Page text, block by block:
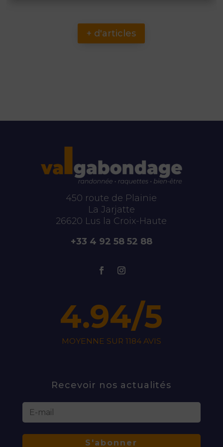
de grande qualité : attention à chacun, et un
découvrir des paysages superbes, avec des
itinéraires adaptés au niveau du/des groupe(s)
et une ambiance très conviviale. Les repas sont
délicieux, préparés avec des produits frais,
est confortable, très propre, et le programme
bien rythmé : chaque journée est bien remplie !
En bref, un séjour en groupe que je
de belles randos en Vercors.
Publié par Dutrieux le 03-08-2025
Séjour "YOGA ET RANDO DANS LE VALLON DE
LA JARJATTE"
+ d'articles
450 route de Plainie
La Jarjatte
26620 Lus la Croix-Haute
+33 4 92 58 52 88
4.94/5
MOYENNE SUR 1184 AVIS
Recevoir nos actualités
S'abonner